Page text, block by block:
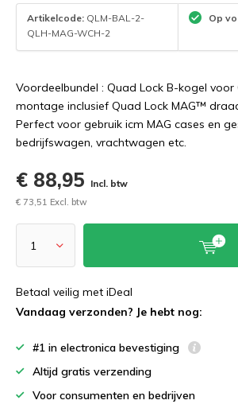
Artikelcode: QLM-BAL-2-
QLH-MAG-WCH-2
Op
Voordeelbundel : Quad Lock B-kogel voor
montage inclusief Quad Lock MAG™
Perfect voor gebruik icm MAG cases en
bedrijfswagen, vrachtwagen etc.
€ 88,95
Incl. btw
€ 73,51 Excl. btw
Betaal veilig met iDeal
Vandaag verzonden? Je hebt nog:
#1 in electronica bevestiging
Altijd gratis verzending
Voor consumenten en bedrijven